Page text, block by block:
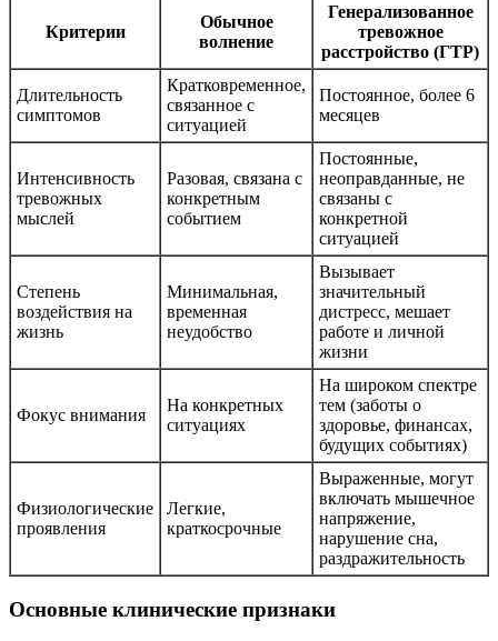
Критерии
Обычное
волнение
Генерализованное
тревожное
расстройство (ГТР)
Длительность
симптомов
Кратковременное,
связанное с
ситуацией
Постоянное, более 6
месяцев
Интенсивность
тревожных
мыслей
Разовая, связана с
конкретным
событием
Постоянные,
неоправданные, не
связаны с
конкретной
ситуацией
Степень
воздействия на
жизнь
Минимальная,
временная
неудобство
Вызывает
значительный
дистресс, мешает
работе и личной
жизни
Фокус внимания
На конкретных
ситуациях
На широком спектре
тем (заботы о
здоровье, финансах,
будущих событиях)
Физиологические
проявления
Легкие,
краткосрочные
Выраженные, могут
включать мышечное
напряжение,
нарушение сна,
раздражительность
Основные клинические признаки